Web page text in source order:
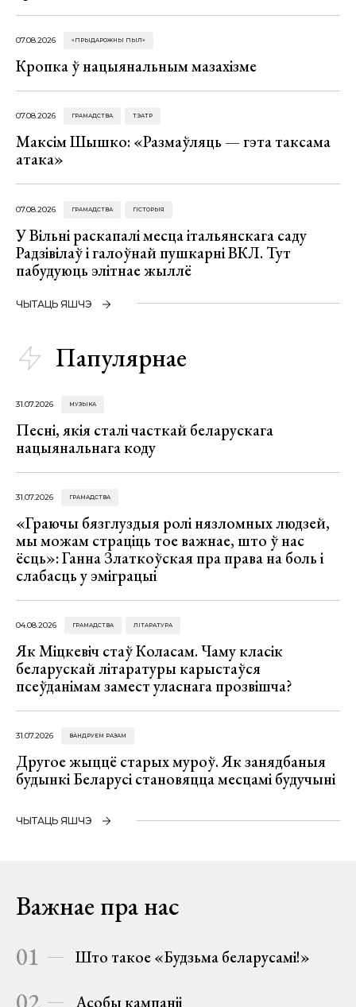
07.08.2026 «ПРЫДАРОЖНЫ ПЫЛ»
Кропка ў нацыянальным мазахізме
07.08.2026 ГРАМАДСТВА ТЭАТР
Максім Шышко: «Размаўляць — гэта таксама
атака»
07.08.2026 ГРАМАДСТВА ГІСТОРЫЯ
У Вільні раскапалі месца італьянскага саду
Радзівілаў і галоўнай пушкарні ВКЛ. Тут
пабудуюць элітнае жыллё
ЧЫТАЦЬ ЯШЧЭ
Папулярнае
31.07.2026 МУЗЫКА
Песні, якія сталі часткай беларускага
нацыянальнага коду
31.07.2026 ГРАМАДСТВА
«Граючы бязглуздыя ролі нязломных людзей,
мы можам страціць тое важнае, што ў нас
ёсць»: Ганна Златкоўская пра права на боль і
слабасць у эміграцыі
04.08.2026 ГРАМАДСТВА ЛІТАРАТУРА
Як Міцкевіч стаў Коласам. Чаму класік
беларускай літаратуры карыстаўся
псеўданімам замест уласнага прозвішча?
31.07.2026 ВАНДРУЕМ РАЗАМ
Другое жыццё старых муроў. Як занядбаныя
будынкі Беларусі становяцца месцамі будучыні
ЧЫТАЦЬ ЯШЧЭ
Важнае пра нас
01 Што такое «Будзьма беларусамі!»
Асобы кампаніі